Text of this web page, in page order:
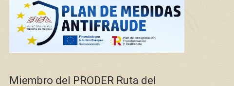
Miembro del PRODER Ruta del